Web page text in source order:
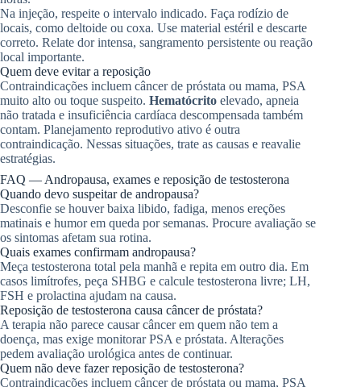
Na injeção, respeite o intervalo indicado. Faça rodízio de
locais, como deltoide ou coxa. Use material estéril e descarte
correto. Relate dor intensa, sangramento persistente ou reação
local importante.
Quem deve evitar a reposição
Contraindicações incluem câncer de próstata ou mama, PSA
muito alto ou toque suspeito. Hematócrito elevado, apneia
não tratada e insuficiência cardíaca descompensada também
contam. Planejamento reprodutivo ativo é outra
contraindicação. Nessas situações, trate as causas e reavalie
estratégias.
FAQ — Andropausa, exames e reposição de testosterona
Quando devo suspeitar de andropausa?
Desconfie se houver baixa libido, fadiga, menos ereções
matinais e humor em queda por semanas. Procure avaliação se
os sintomas afetam sua rotina.
Quais exames confirmam andropausa?
Meça testosterona total pela manhã e repita em outro dia. Em
casos limítrofes, peça SHBG e calcule testosterona livre; LH,
FSH e prolactina ajudam na causa.
Reposição de testosterona causa câncer de próstata?
A terapia não parece causar câncer em quem não tem a
doença, mas exige monitorar PSA e próstata. Alterações
pedem avaliação urológica antes de continuar.
Quem não deve fazer reposição de testosterona?
Contraindicações incluem câncer de próstata ou mama, PSA